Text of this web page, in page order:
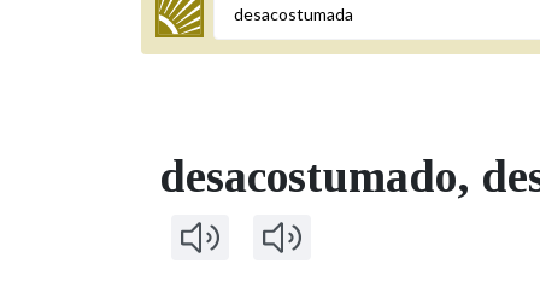
Termo a buscar
BUSCAR NOS LEMAS
Comeza por
desacostumado,